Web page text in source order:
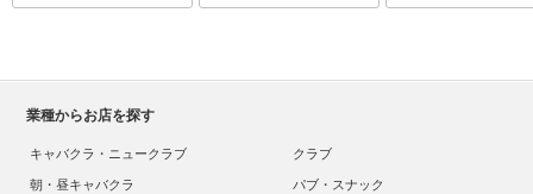
業種からお店を探す
キャバクラ・ニュークラブ
クラブ
朝・昼キャバクラ
パブ・スナック